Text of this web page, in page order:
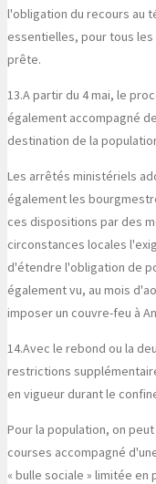
l'obligation du recours au
essentielles, pour tous
prête.
13.A partir du 4 mai, le
également accompagné
destination de la
Les arrêtés ministériels
également les
ces dispositions par des
circonstances locales
d'étendre l'obligation de
également vu, au mois
imposer un couvre-feu à
14.Avec le rebond ou la
restrictions
en vigueur durant le
Pour la population, on
courses accompagné
« bulle sociale » limitée